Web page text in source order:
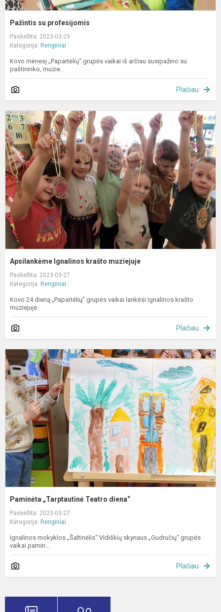
Pažintis su profesijomis
Paskelbta: 2023-03-29
Kategorija: Renginiai
Kovo mėnesį „Papartėlių“ grupės vaikai iš arčiau susipažino su
paštininko, muzie...
Plačiau
Apsilankėme Ignalinos krašto muziejuje
Paskelbta: 2023-03-27
Kategorija: Renginiai
Kovo 24 dieną „Papartėlių“ grupės vaikai lankėsi Ignalinos krašto
muziejuje.
Plačiau
Paminėta „Tarptautinė Teatro diena“
Paskelbta: 2023-03-27
Kategorija: Renginiai
Ignalinos mokyklos „Šaltinėlis“ Vidiškių skyriaus „Gudručių“ grupės
vaikai pamin...
Plačiau